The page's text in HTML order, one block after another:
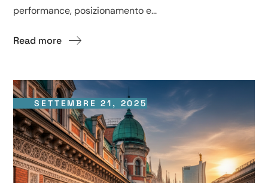
performance, posizionamento e...
Read more
SETTEMBRE 21, 2025